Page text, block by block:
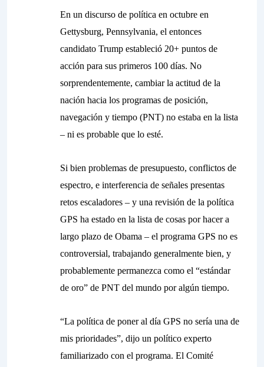
En un discurso de política en octubre en
Gettysburg, Pennsylvania, el entonces
candidato Trump estableció 20+ puntos de
acción para sus primeros 100 días. No
sorprendentemente, cambiar la actitud de la
nación hacia los programas de posición,
navegación y tiempo (PNT) no estaba en la lista
– ni es probable que lo esté.
Si bien problemas de presupuesto, conflictos de
espectro, e interferencia de señales presentas
retos escaladores – y una revisión de la política
GPS ha estado en la lista de cosas por hacer a
largo plazo de Obama – el programa GPS no es
controversial, trabajando generalmente bien, y
probablemente permanezca como el “estándar
de oro” de PNT del mundo por algún tiempo.
“La política de poner al día GPS no sería una de
mis prioridades”, dijo un político experto
familiarizado con el programa. El Comité